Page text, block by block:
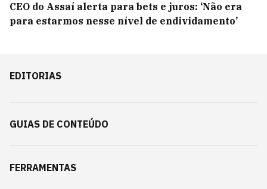
CEO do Assaí alerta para bets e juros: ‘Não era
para estarmos nesse nível de endividamento’
EDITORIAS
GUIAS DE CONTEÚDO
FERRAMENTAS